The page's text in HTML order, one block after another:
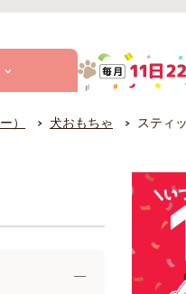
） 犬おもちゃ スティ